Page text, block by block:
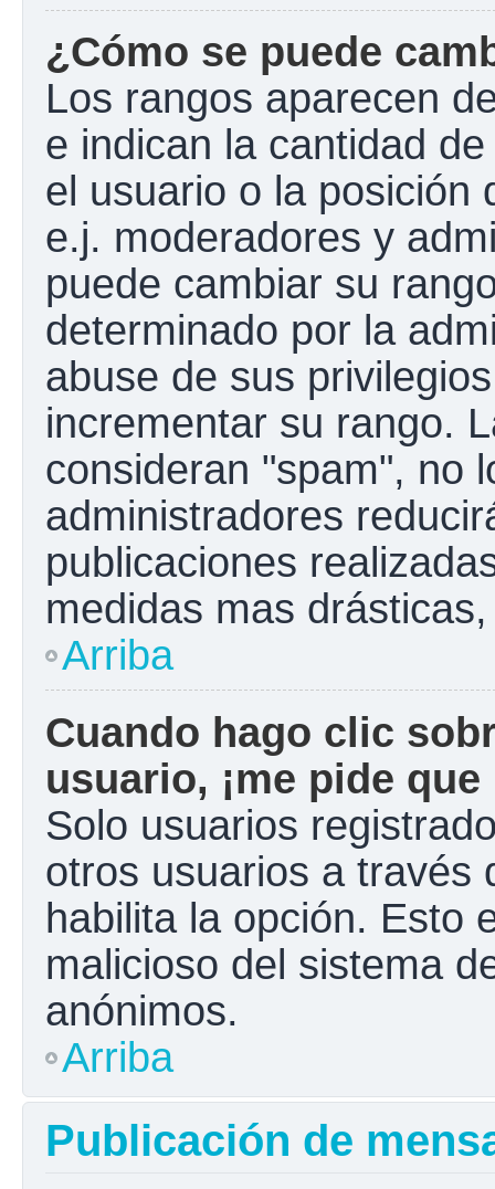
¿Cómo se puede
Los rangos aparecen
e indican la cantidad
el usuario o la posición
e.j. moderadores y
puede cambiar su
determinado por la
abuse de sus
incrementar su rango.
consideran "spam", no
administradores
publicaciones
medidas mas
Arriba
Cuando hago clic
usuario, ¡me pide
Solo usuarios
otros usuarios a través
habilita la opción. Esto
malicioso del sistema
anónimos.
Arriba
Publicación de